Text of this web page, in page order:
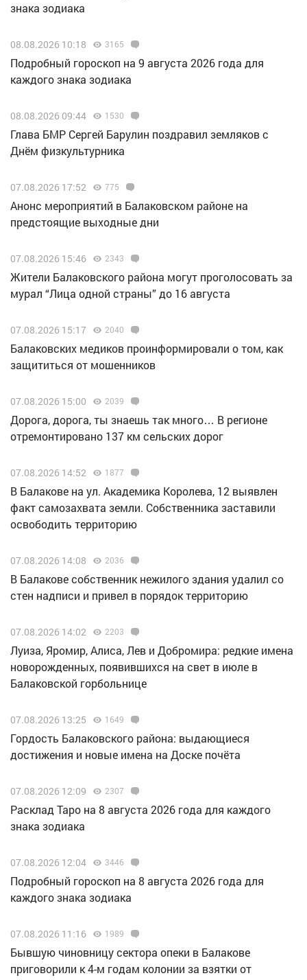
знака зодиака
08.08.2026 10:18 3165
Подробный гороскоп на 9 августа 2026 года для
каждого знака зодиака
08.08.2026 09:44 1530
Глава БМР Сергей Барулин поздравил земляков с
Днём физкультурника
07.08.2026 17:52 775
Анонс мероприятий в Балаковском районе на
предстоящие выходные дни
07.08.2026 15:46 2343
Жители Балаковского района могут проголосовать за
мурал “Лица одной страны” до 16 августа
07.08.2026 15:17 2040
Балаковских медиков проинформировали о том, как
защититься от мошенников
07.08.2026 15:00 2039
Дорога, дорога, ты знаешь так много… В регионе
отремонтировано 137 км сельских дорог
07.08.2026 14:52 1877
В Балакове на ул. Академика Королева, 12 выявлен
факт самозахвата земли. Собственника заставили
освободить территорию
07.08.2026 14:08 2036
В Балакове собственник нежилого здания удалил со
стен надписи и привел в порядок территорию
07.08.2026 14:02 2203
Луиза, Яромир, Алиса, Лев и Добромира: редкие имена
новорожденных, появившихся на свет в июле в
Балаковской горбольнице
07.08.2026 13:25 1649
Гордость Балаковского района: выдающиеся
достижения и новые имена на Доске почёта
07.08.2026 12:09 2307
Расклад Таро на 8 августа 2026 года для каждого
знака зодиака
07.08.2026 12:04 3446
Подробный гороскоп на 8 августа 2026 года для
каждого знака зодиака
07.08.2026 11:16 1989
Бывшую чиновницу сектора опеки в Балакове
приговорили к 4-м годам колонии за взятки от